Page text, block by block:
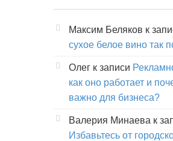
Максим Беляков к
сухое белое вино так
Олег к записи
как оно работает и
важно для бизнеса?
Валерия Минаева к
Избавьтесь от